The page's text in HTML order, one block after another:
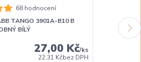
68 hodnocení
TANGO 3901A-B10 B
BÍLÝ
27,00 Kč/ks
22,31 Kčbez DPH
RÁMEČEK